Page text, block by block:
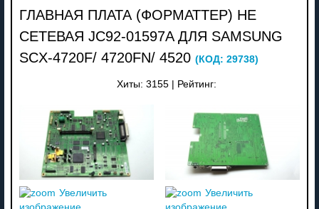
ГЛАВНАЯ ПЛАТА (ФОРМАТТЕР) НЕ
СЕТЕВАЯ JC92-01597A ДЛЯ SAMSUNG
SCX-4720F/ 4720FN/ 4520 (КОД: 29738)
Хиты: 3155 Рейтинг:
Увеличить
Увеличить